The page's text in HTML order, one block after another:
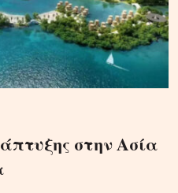
στην Ασία